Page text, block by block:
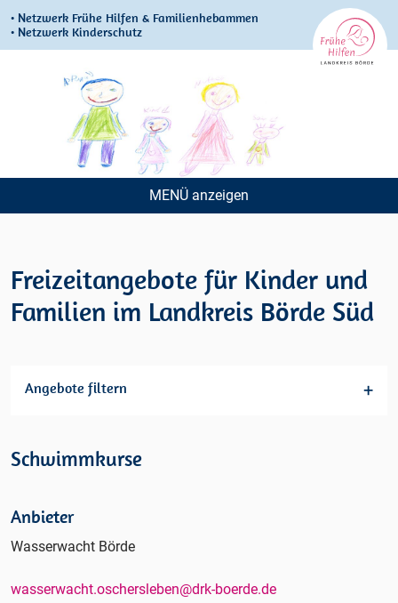
• Netzwerk Frühe Hilfen & Familienhebammen
• Netzwerk Kinderschutz
Navigation
MENÜ
Freizeitangebote für Kinder und
Familien im Landkreis Börde Süd
Angebote filtern
Schwimmkurse
Anbieter
Wasserwacht Börde
wasserwacht.oschersleben@drk-boerde.de